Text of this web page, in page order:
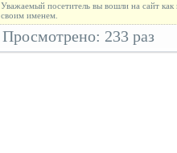
Уважаемый посетитель вы вошли на сайт
своим именем.
Просмотрено: 233 раз